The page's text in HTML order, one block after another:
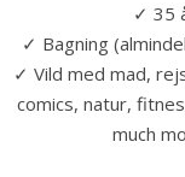
✓ 35
✓ Bagning
✓ Vild med mad,
comics, natur,
much